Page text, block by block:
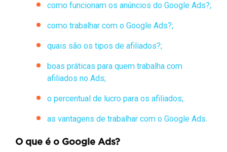
como funcionam os anúncios do Google Ads?;
como trabalhar com o Google Ads?;
quais são os tipos de afiliados?;
boas práticas para quem trabalha com
afiliados no Ads;
o percentual de lucro para os afiliados;
as vantagens de trabalhar com o Google Ads.
O que é o Google Ads?